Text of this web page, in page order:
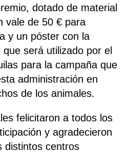
dotado de material
vale de 50 € para
y un póster con la
será utilizado por el
para la campaña que
administración en
de los animales.
felicitaron a todos los
y agradecieron
distintos centros